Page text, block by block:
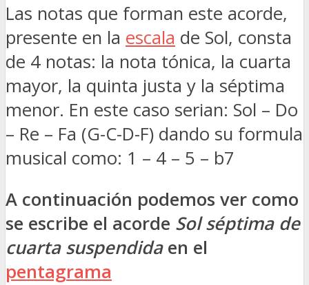
Las notas que forman este acorde,
presente en la escala de Sol, consta
de 4 notas: la nota tónica, la cuarta
mayor, la quinta justa y la séptima
menor. En este caso serian: Sol – Do
– Re – Fa (G-C-D-F) dando su formula
musical como: 1 – 4 – 5 – b7
A continuación podemos ver como
se escribe el acorde Sol séptima de
cuarta suspendidaen el
pentagrama